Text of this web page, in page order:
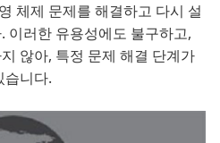
체제 문제를 해결하고 다시 설
이러한 유용성에도 불구하고,
않아, 특정 문제 해결 단계가
습니다.